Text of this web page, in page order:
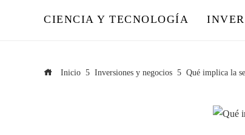
CIENCIA Y TECNOLOGÍA
Inicio Inversiones y negocios Qué implica la